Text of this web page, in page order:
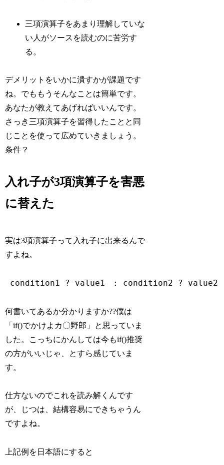
三項演算子をあまり理解していな
い人がソースを読むのに苦労す
る。
デメリットをいかに潰すかが課題です
ね。でももうそんなことは簡単です。
あなたが教えてあげればいいんです。
さっき三項演算子を習得したことと同
じことを使って広めていきましょう。
条件？
入れ子が3項演算子を害悪
に替えた
実は3項演算子って入れ子に出来るんで
すよね。
condition1 ? value1　: condition2 ? value2
何書いてあるか分かりますか??僕は
「if()でかけよカ〇野郎」と思っていま
した。こっちにかんしては今もif()推奨
の方がいいじゃ、とすら感じていま
す。
仕方ないのでこれを読み解くんです
が、じつは、結構容易にできちゃうん
ですよね。
上記例を日本語にすると